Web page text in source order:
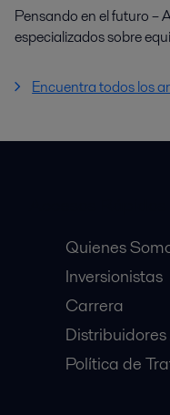
Pensando en el futuro –
especializados sobre
Encuentra todos los
Quienes
Inversionistas
Carrera
Política de